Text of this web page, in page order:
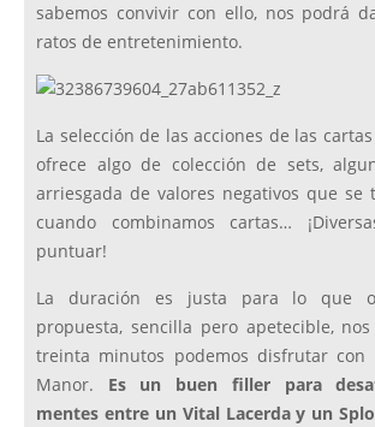
sabemos convivir con ello, nos podrá
ratos de entretenimiento.
La selección de las acciones de las
ofrece algo de colección de sets,
arriesgada de valores negativos que se
cuando combinamos cartas…
puntuar!
La duración es justa para lo que
propuesta, sencilla pero apetecible,
treinta minutos podemos disfrutar con
Manor. Es un buen filler para
mentes entre un Vital Lacerda y un